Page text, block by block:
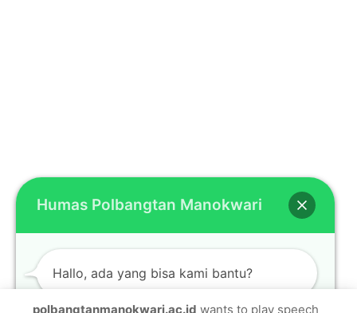
Humas Polbangtan Manokwari
Hallo, ada yang bisa kami bantu?
polbangtanmanokwari.ac.id wants to play speech